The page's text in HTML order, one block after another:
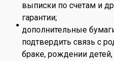
выписки по счетам и
гарантии;
дополнительные
подтвердить связь с
браке, рождении